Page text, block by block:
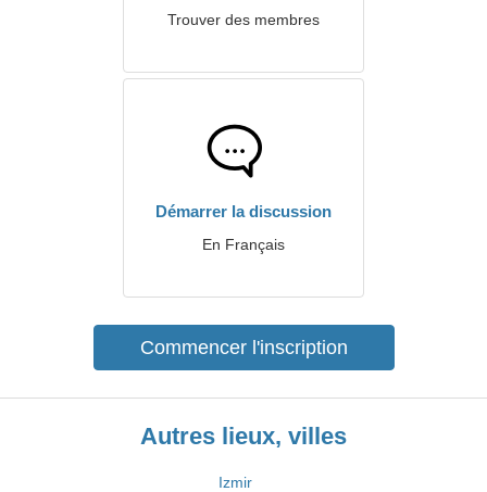
Trouver des membres
Démarrer la discussion
En Français
Commencer l'inscription
Autres lieux, villes
Izmir